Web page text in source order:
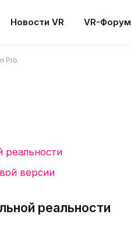
Новости VR VR-Форум
Pro
Min Read
реальности
версии
реальности